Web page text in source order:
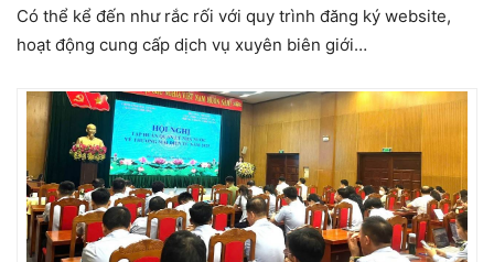
Có thể kể đến như rắc rối với quy trình đăng ký website,
hoạt động cung cấp dịch vụ xuyên biên giới…